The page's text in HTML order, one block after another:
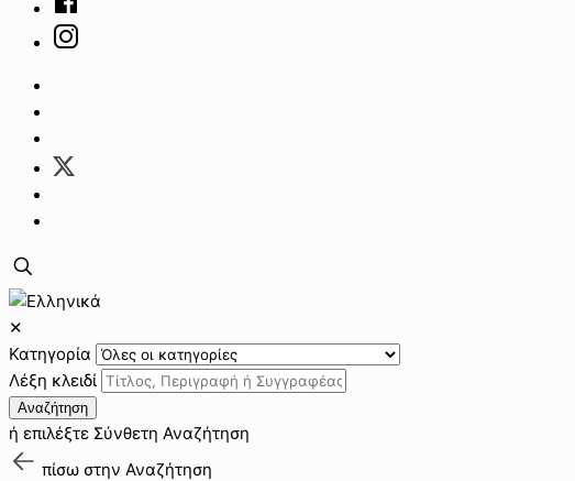
✕
Κατηγορία
Λέξη κλειδί
Αναζήτηση
ή επιλέξτε Σύνθετη Αναζήτηση
πίσω στην Αναζήτηση